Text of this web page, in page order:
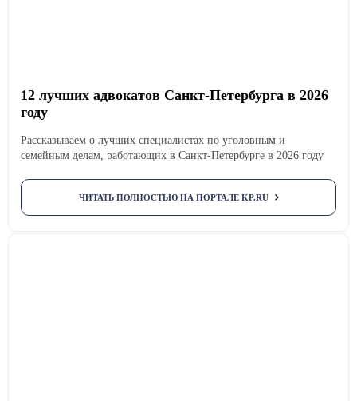
12 лучших адвокатов Санкт-Петербурга в 2026
году
Рассказываем о лучших специалистах по уголовным и
семейным делам, работающих в Санкт-Петербурге в 2026 году
ЧИТАТЬ ПОЛНОСТЬЮ НА ПОРТАЛЕ KP.RU